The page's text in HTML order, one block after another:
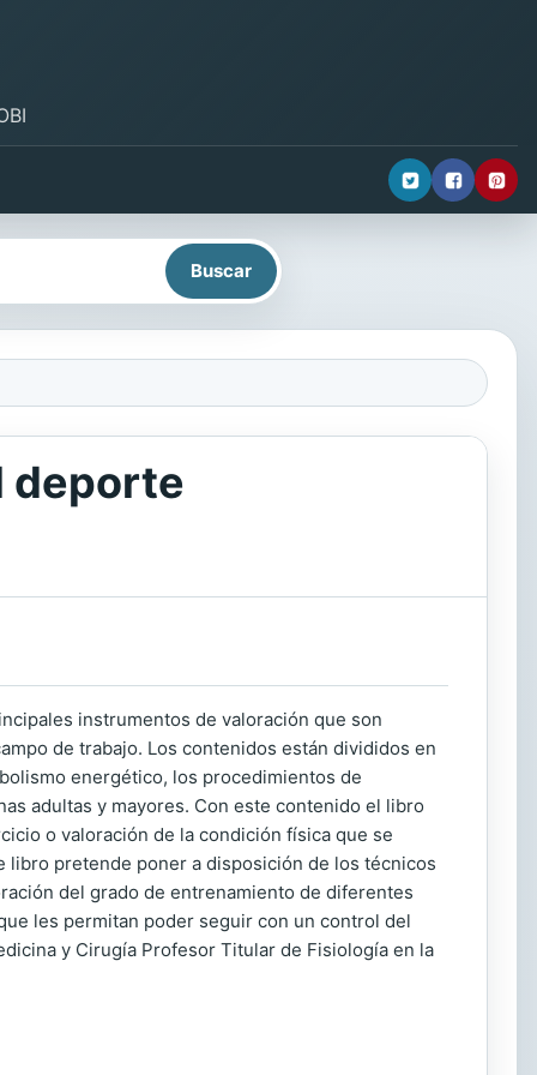
deporte
instrumentos de valoración que son
de trabajo. Los contenidos están divididos en
energético, los procedimientos de
adultas y mayores. Con este contenido el libro
o valoración de la condición física que se
libro pretende poner a disposición de los técnicos
del grado de entrenamiento de diferentes
les permitan poder seguir con un control del
y Cirugía Profesor Titular de Fisiología en la